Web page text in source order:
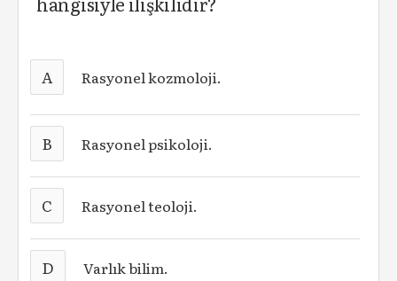
A Rasyonel kozmoloji.
B Rasyonel psikoloji.
C Rasyonel teoloji.
D Varlık bilim.